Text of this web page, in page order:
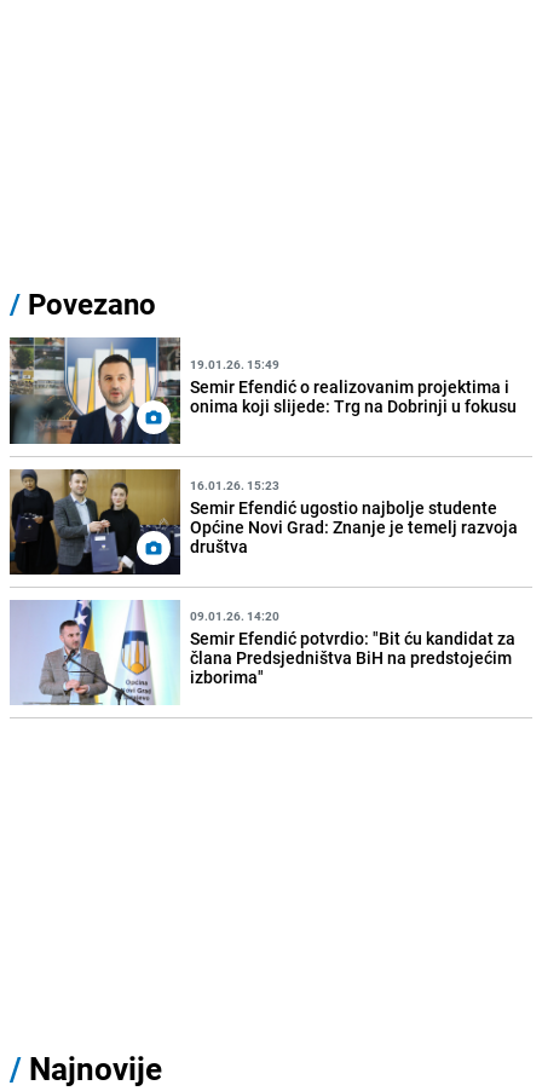
/ Povezano
19.01.26. 15:49
Semir Efendić o realizovanim projektima i
onima koji slijede: Trg na Dobrinji u fokusu
16.01.26. 15:23
Semir Efendić ugostio najbolje studente
Općine Novi Grad: Znanje je temelj razvoja
društva
09.01.26. 14:20
Semir Efendić potvrdio: "Bit ću kandidat za
člana Predsjedništva BiH na predstojećim
izborima"
/ Najnovije